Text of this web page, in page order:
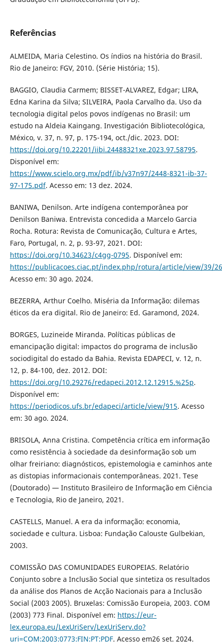
Referências
ALMEIDA, Maria Celestino. Os índios na história do Brasil.
Rio de Janeiro: FGV, 2010. (Série História; 15).
BAGGIO, Claudia Carmem; BISSET-ALVAREZ, Edgar; LIRA,
Edna Karina da Silva; SILVEIRA, Paola Carvalho da. Uso da
tecnologia digital pelos povos indígenas no Brasil: um
estudo na Aldeia Kaingang. Investigación Bibliotecológica,
México, v. 37, n. 97, p. 175-194, oct./dic. 2023. DOI:
https://doi.org/10.22201/iibi.24488321xe.2023.97.58795.
Disponível em:
https://www.scielo.org.mx/pdf/ib/v37n97/2448-8321-ib-37-
97-175.pdf. Acesso em: 13 dez. 2024.
BANIWA, Denilson. Arte indígena contemporânea por
Denilson Baniwa. Entrevista concedida a Marcelo Garcia
Rocha. Rotura: Revista de Comunicação, Cultura e Artes,
Faro, Portugal, n. 2, p. 93-97, 2021. DOI:
https://doi.org/10.34623/c4gg-0795. Disponível em:
https://publicacoes.ciac.pt/index.php/rotura/article/view/39/26
Acesso em: 30 ago. 2024.
BEZERRA, Arthur Coelho. Miséria da Informação: dilemas
éticos da era digital. Rio de Janeiro: Ed. Garamond, 2024.
BORGES, Luzineide Miranda. Políticas públicas de
emancipação digital: impactos do programa de inclusão
sociodigital do estado da Bahia. Revista EDAPECI, v. 12, n.
12, p. 84-100, dez. 2012. DOI:
https://doi.org/10.29276/redapeci.2012.12.12915.%25p.
Disponível em:
https://periodicos.ufs.br/edapeci/article/view/915. Acesso
em: 30 ago. 2024.
BRISOLA, Anna Cristina. Competência crítica em informação
como resistência à sociedade da desinformação sob um
olhar freiriano: diagnósticos, epistemologia e caminhos ante
as distopias informacionais contemporâneas. 2021. Tese
(Doutorado) — Instituto Brasileiro de Informação em Ciência
e Tecnologia, Rio de Janeiro, 2021.
CASTELLS, Manuel. A era da informação: economia,
sociedade e cultura. Lisboa: Fundação Calouste Gulbekian,
2003.
COMISSÃO DAS COMUNIDADES EUROPEIAS. Relatório
Conjunto sobre a Inclusão Social que sintetiza os resultados
da análise dos Planos de Acção Nacionais para a Inclusão
Social (2003 2005). Bruxelas: Comissão Europeia, 2003. COM
(2003) 773 Final. Disponível em: https://eur-
lex.europa.eu/LexUriServ/LexUriServ.do?
uri=COM:2003:0773:FIN:PT:PDF. Acesso em26 set. 2024.